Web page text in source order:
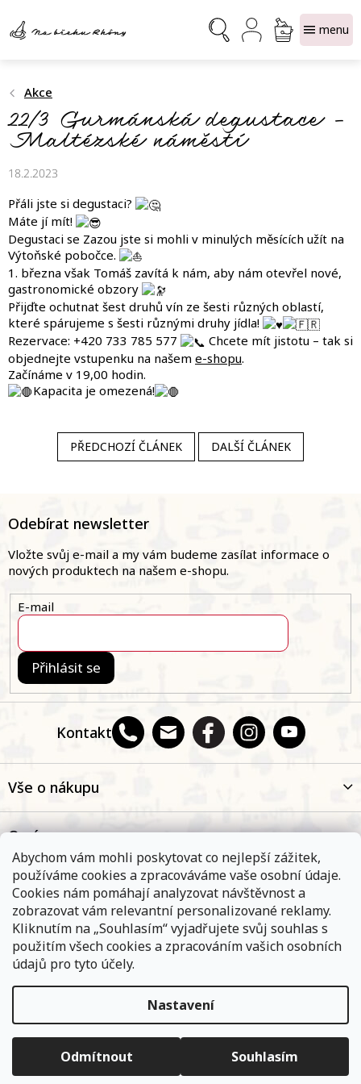
Abychom vám mohli poskytovat co nejlepší zážitek,
používáme cookies a zpracováváme vaše osobní údaje.
Cookies nám pomáhají analyzovat návštěvnost a
zobrazovat vám relevantní personalizované reklamy.
Kliknutím na „Souhlasím“ vyjadřujete svůj souhlas s
použitím všech cookies a zpracováním vašich osobních
údajů pro tyto účely.
Nastavení
Odmítnout Souhlasím
obsah
Objednávky, které přijmeme a jsou uhrazeny do 11,00 hodin
expedujeme ještě v ten samý den. Vyčkejte prosím na
informace od přepravní společnosti. Pokud jste zvolili osobní
vyzvednutí na některé z našich poboček - vyčkejte na informační
NÁKUPNÍ
KOŠÍK
Akce
22/3 Gurmánská degustace –
Maltézské náměstí
18.2.2023
Přáli jste si degustaci?
Máte jí mít!
Degustaci se Zazou jste si mohli v minulých měsících užít na
Výtoňské pobočce.
1. března však Tomáš zavítá k nám, aby nám otevřel nové,
gastronomické obzory
Přijďte ochutnat šest druhů vín ze šesti různých oblastí,
které spárujeme s šesti různými druhy jídla!
Rezervace: +420 733 785 577
Chcete mít jistotu – tak si
objednejte vstupenku na našem e-shopu.
Začínáme v 19,00 hodin.
Kapacita je omezená!
PŘEDCHOZÍ ČLÁNEK DALŠÍ ČLÁNEK
a
Kontakt
Odebírat newsletter
Vložte svůj e-mail a my vám budeme zasílat informace o
nových produktech na našem e-shopu.
E-mail
Přihlásit se
Vše o nákupu
O nás
Oblíbené kategorie
Kontakt
Vytvořil Shoptet|ShopCode